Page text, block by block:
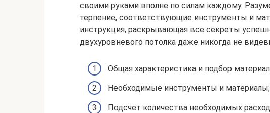
своими руками вполне по силам каждому.
терпение, соответствующие инструменты и
инструкция, раскрывающая все секреты
двухуровневого потолка даже никогда не
Общая характеристика и подбор
Необходимые инструменты и материалы;
Подсчет количества необходимых